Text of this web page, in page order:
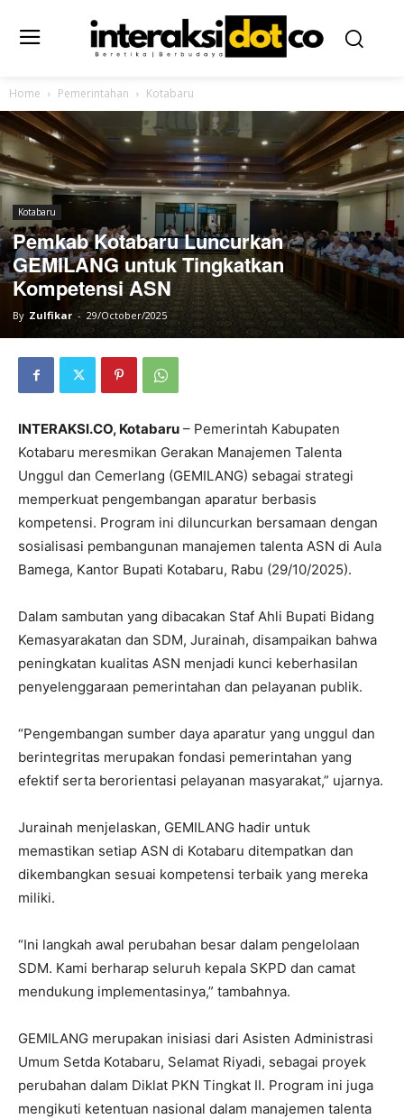
Home Pemerintahan Kotabaru
Kotabaru
Pemkab Kotabaru Luncurkan
GEMILANG untuk Tingkatkan
Kompetensi ASN
By Zulfikar - 29/October/2025
INTERAKSI.CO, Kotabaru – Pemerintah Kabupaten
Kotabaru meresmikan Gerakan Manajemen Talenta
Unggul dan Cemerlang (GEMILANG) sebagai strategi
memperkuat pengembangan aparatur berbasis
kompetensi. Program ini diluncurkan bersamaan dengan
sosialisasi pembangunan manajemen talenta ASN di Aula
Bamega, Kantor Bupati Kotabaru, Rabu (29/10/2025).
Dalam sambutan yang dibacakan Staf Ahli Bupati Bidang
Kemasyarakatan dan SDM, Jurainah, disampaikan bahwa
peningkatan kualitas ASN menjadi kunci keberhasilan
penyelenggaraan pemerintahan dan pelayanan publik.
“Pengembangan sumber daya aparatur yang unggul dan
berintegritas merupakan fondasi pemerintahan yang
efektif serta berorientasi pelayanan masyarakat,” ujarnya.
Jurainah menjelaskan, GEMILANG hadir untuk
memastikan setiap ASN di Kotabaru ditempatkan dan
dikembangkan sesuai kompetensi terbaik yang mereka
miliki.
“Ini langkah awal perubahan besar dalam pengelolaan
SDM. Kami berharap seluruh kepala SKPD dan camat
mendukung implementasinya,” tambahnya.
GEMILANG merupakan inisiasi dari Asisten Administrasi
Umum Setda Kotabaru, Selamat Riyadi, sebagai proyek
perubahan dalam Diklat PKN Tingkat II. Program ini juga
mengikuti ketentuan nasional dalam manajemen talenta